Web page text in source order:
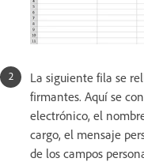
La siguiente fila se
firmantes. Aquí se
electrónico, el
cargo, el mensaje
de los campos